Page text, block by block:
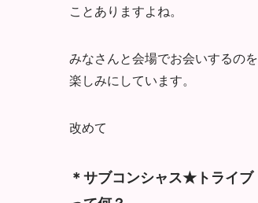
ことありますよね。
みなさんと会場でお会いするのを
楽しみにしています。
改めて
＊サブコンシャス★トライブ